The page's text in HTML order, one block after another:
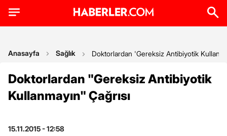
Anasayfa Sağlık Doktorlardan 'Gereksiz Antibiyotik
Doktorlardan "Gereksiz Antibiyotik
Kullanmayın" Çağrısı
15.11.2015 - 12:58